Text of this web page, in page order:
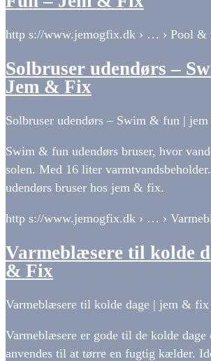
http s://www.jemogfix.dk › … › Pool &
Solbruser udendørs –
Jem & Fix
Solbruser udendørs – Swim & fun |
Swim & fun udendørs bruser, hvor
solen. Med 16 liter
udendørs bruser hos jem & fix.
http s://www.jemogfix.dk › … ›
Varmeblæsere til kolde
& Fix
Varmeblæsere til kolde dage | jem & fix
Varmeblæsere er gode til de kolde dage
anvendes til at tørre en fugtig kælder.